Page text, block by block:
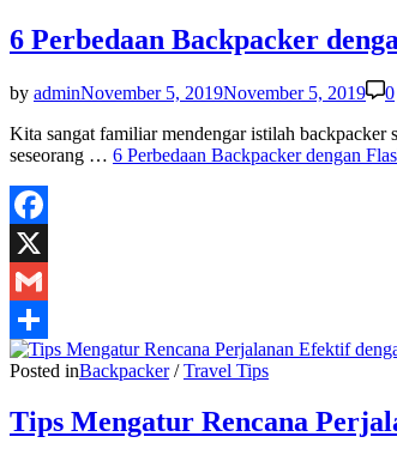
6 Perbedaan Backpacker
by adminNovember 5, 2019November 5, 2019
0
Kita sangat familiar mendengar istilah backpacker
seseorang … 6 Perbedaan Backpacker dengan
Facebook
X
Gmail
Share
Posted inBackpacker/Travel Tips
Tips Mengatur Rencana